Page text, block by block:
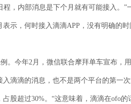
程，内部消息是下个月就有可能接入。
示，何时接入滴滴APP，没有明确的
。今年2月，微信联合摩拜单车宣布，
滴滴的消息，也不是两个平台的第一
股超过30%。“这意味着，滴滴在ofo